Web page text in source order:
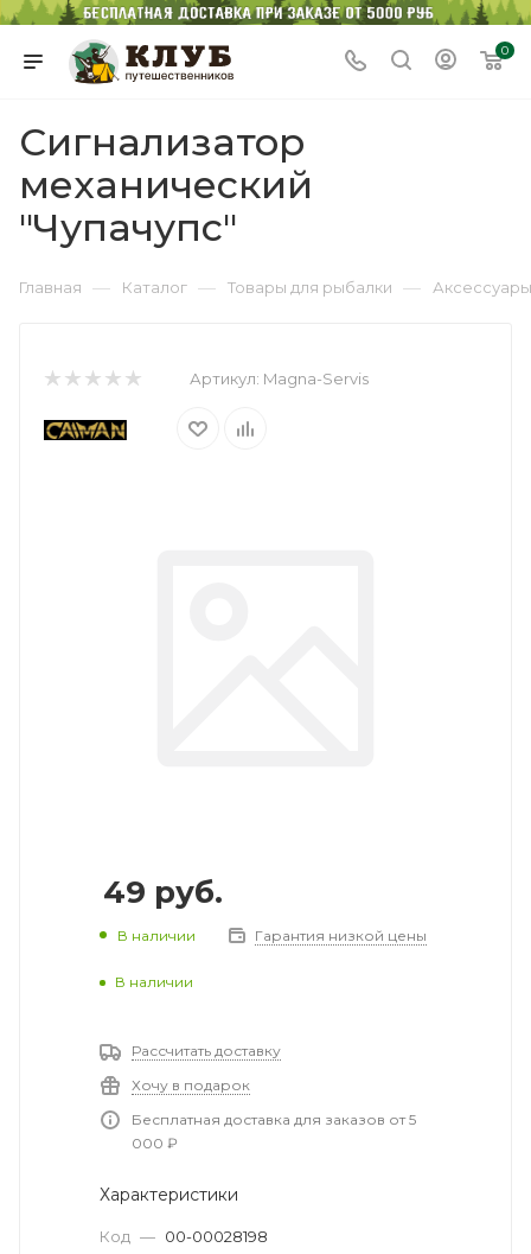
0
Сигнализатор
механический
"Чупачупс"
Главная — Каталог — Товары для рыбалки —
Артикул: Magna-Servis
49 руб.
В наличии Гарантия низкой цены
В наличии
Рассчитать доставку
Хочу в подарок
Бесплатная доставка для заказов от 5
000 ₽
Характеристики
Код — 00-00028198